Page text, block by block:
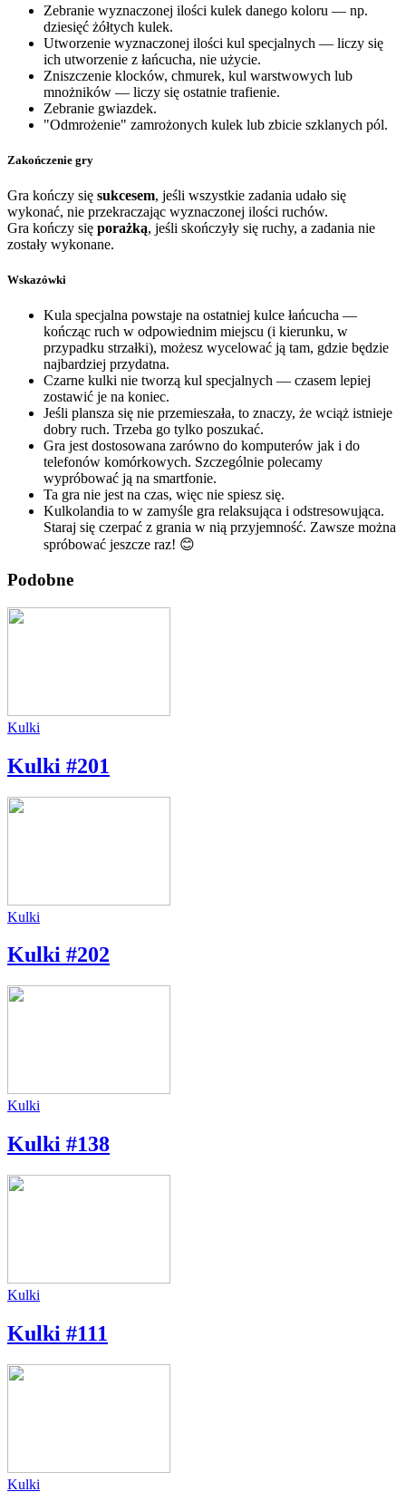
Zebranie wyznaczonej ilości kulek danego koloru — np.
dziesięć żółtych kulek.
Utworzenie wyznaczonej ilości kul specjalnych — liczy się
ich utworzenie z łańcucha, nie użycie.
Zniszczenie klocków, chmurek, kul warstwowych lub
mnożników — liczy się ostatnie trafienie.
Zebranie gwiazdek.
"Odmrożenie" zamrożonych kulek lub zbicie szklanych pól.
Zakończenie gry
Gra kończy się sukcesem, jeśli wszystkie zadania udało się
wykonać, nie przekraczając wyznaczonej ilości ruchów.
Gra kończy się porażką, jeśli skończyły się ruchy, a zadania nie
zostały wykonane.
Wskazówki
Kula specjalna powstaje na ostatniej kulce łańcucha —
kończąc ruch w odpowiednim miejscu (i kierunku, w
przypadku strzałki), możesz wycelować ją tam, gdzie będzie
najbardziej przydatna.
Czarne kulki nie tworzą kul specjalnych — czasem lepiej
zostawić je na koniec.
Jeśli plansza się nie przemieszała, to znaczy, że wciąż istnieje
dobry ruch. Trzeba go tylko poszukać.
Gra jest dostosowana zarówno do komputerów jak i do
telefonów komórkowych. Szczególnie polecamy
wypróbować ją na smartfonie.
Ta gra nie jest na czas, więc nie spiesz się.
Kulkolandia to w zamyśle gra relaksująca i odstresowująca.
Staraj się czerpać z grania w nią przyjemność. Zawsze można
spróbować jeszcze raz! 😊
Podobne
Kulki
Kulki #201
Kulki
Kulki #202
Kulki
Kulki #138
Kulki
Kulki #111
Kulki